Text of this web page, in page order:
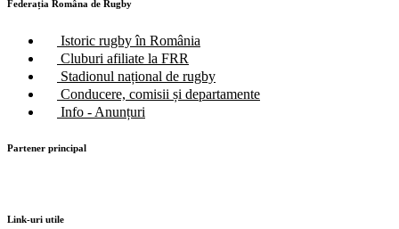
Federația Româna de Rugby
Istoric rugby în România
Cluburi afiliate la FRR
Stadionul național de rugby
Conducere, comisii și departamente
Info - Anunțuri
Partener principal
Link-uri utile